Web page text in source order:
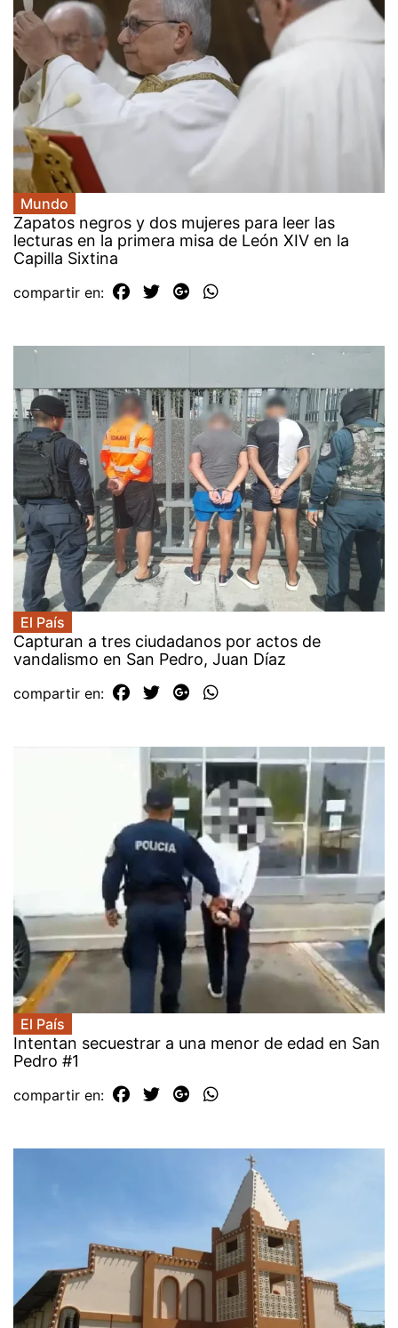
Mundo
Zapatos negros y dos mujeres para leer las
lecturas en la primera misa de León XIV en la
Capilla Sixtina
compartir en:
El País
Capturan a tres ciudadanos por actos de
vandalismo en San Pedro, Juan Díaz
compartir en:
El País
Intentan secuestrar a una menor de edad en San
Pedro #1
compartir en: